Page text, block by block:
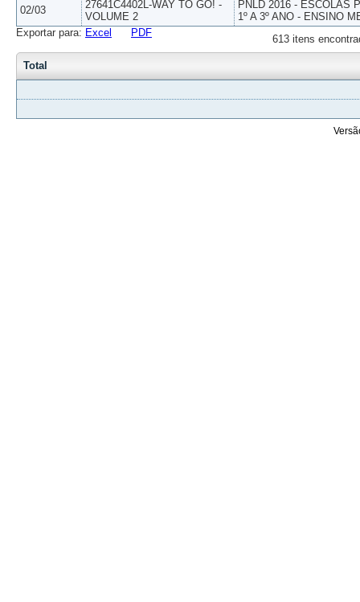
02/03
27641C4402L-WAY TO GO! -
VOLUME 2
PNLD 2016 - ESCOLAS
1º A 3º ANO - ENSINO
613 itens
Exportar para: Excel PDF
Total